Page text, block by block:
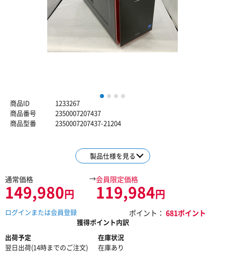
1 2 3
商品ID
1233267
商品番号
2350007207437
商品型番
2350007207437-21204
製品仕様を見る
通常価格
149,980円
→会員限定価格
119,984円
ログインまたは会員登録
獲得ポイント内訳
ポイント： 681ポイント
出荷予定
翌日出荷(14時までのご注文)
在庫状況
在庫あり